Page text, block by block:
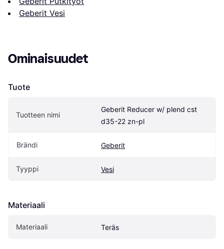
Geberit Vesi
Ominaisuudet
Tuote
Tuotteen nimi
Geberit Reducer w/ plend cst
d35-22 zn-pl
Brändi Geberit
Tyyppi Vesi
Materiaali
Materiaali Teräs